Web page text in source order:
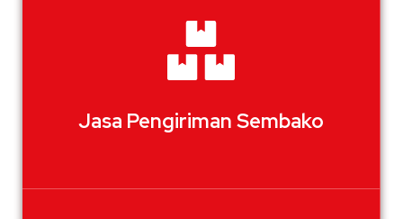
Jasa Pengiriman Sembako